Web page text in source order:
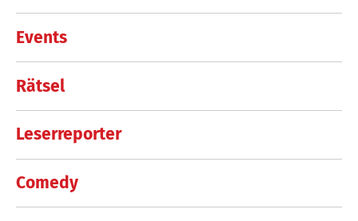
Events
Rätsel
Leserreporter
Comedy